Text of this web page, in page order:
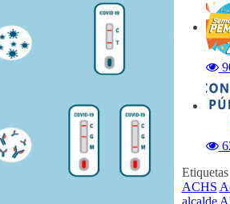
Etiquetas
ACHS
alcalde